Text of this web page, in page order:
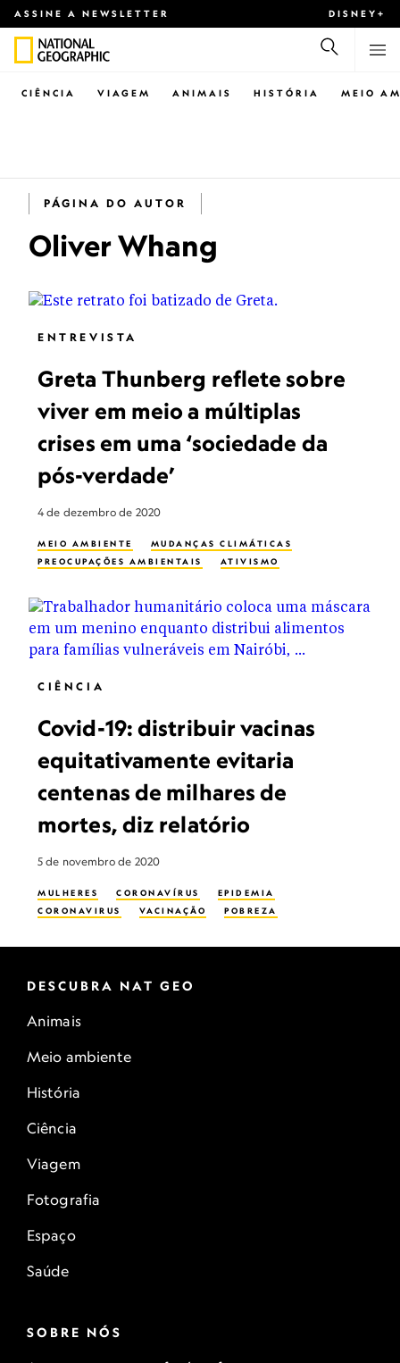
ASSINE A NEWSLETTER DISNEY+
CIÊNCIA VIAGEM ANIMAIS HISTÓRIA MEIO
PÁGINA DO AUTOR
Oliver Whang
ENTREVISTA
Greta Thunberg reflete sobre
viver em meio a múltiplas
crises em uma ‘sociedade da
pós-verdade’
4 de dezembro de 2020
MEIO AMBIENTE
MUDANÇAS CLIMÁTICAS
PREOCUPAÇÕES AMBIENTAIS
ATIVISMO
CIÊNCIA
Covid-19: distribuir vacinas
equitativamente evitaria
centenas de milhares de
mortes, diz relatório
5 de novembro de 2020
MULHERES CORONAVÍRUS
EPIDEMIA
CORONAVIRUS
VACINAÇÃO POBREZA
DESCUBRA NAT GEO
Animais
Meio ambiente
História
Ciência
Viagem
Fotografia
Espaço
Saúde
SOBRE NÓS